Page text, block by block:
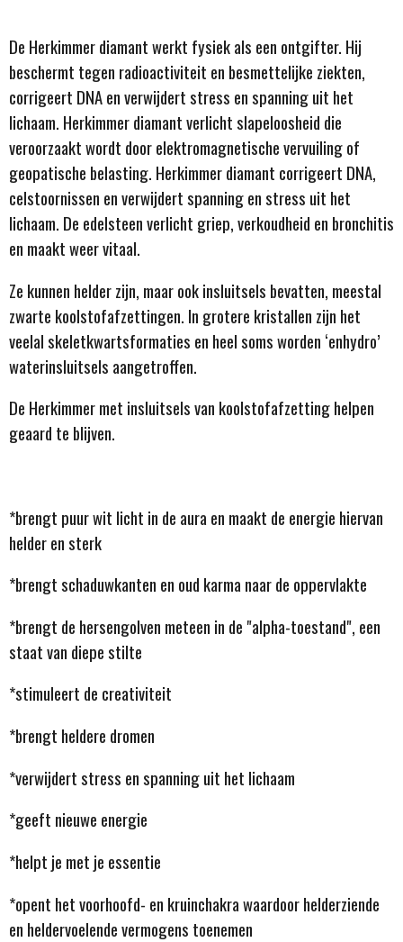
De Herkimmer diamant werkt fysiek als een ontgifter. Hij
beschermt tegen radioactiviteit en besmettelijke ziekten,
corrigeert DNA en verwijdert stress en spanning uit het
lichaam. Herkimmer diamant verlicht slapeloosheid die
veroorzaakt wordt door elektromagnetische vervuiling of
geopatische belasting. Herkimmer diamant corrigeert DNA,
celstoornissen en verwijdert spanning en stress uit het
lichaam. De edelsteen verlicht griep, verkoudheid en bronchitis
en maakt weer vitaal.
Ze kunnen helder zijn, maar ook insluitsels bevatten, meestal
zwarte koolstofafzettingen. In grotere kristallen zijn het
veelal skeletkwartsformaties en heel soms worden ‘enhydro’
waterinsluitsels aangetroffen.
De Herkimmer met insluitsels van koolstofafzetting helpen
geaard te blijven.
*brengt puur wit licht in de aura en maakt de energie hiervan
helder en sterk
*brengt schaduwkanten en oud karma naar de oppervlakte
*brengt de hersengolven meteen in de "alpha-toestand", een
staat van diepe stilte
*stimuleert de creativiteit
*brengt heldere dromen
*verwijdert stress en spanning uit het lichaam
*geeft nieuwe energie
*helpt je met je essentie
*opent het voorhoofd- en kruinchakra waardoor helderziende
en heldervoelende vermogens toenemen